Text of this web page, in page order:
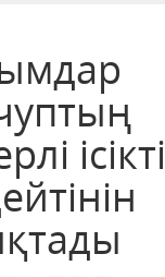
ісікті